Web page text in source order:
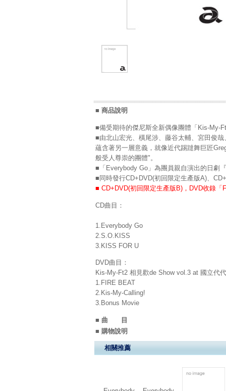
■ 商品說明
■備受期待的傑尼斯全新偶像團體「Kis-My-
■由北山宏光、橫尾涉、藤谷太輔、宮田俊
蘊含著另一層意義，就像近代踢躂舞巨匠
般受人尊崇的團體"。
■「Everybody Go」為團員親自演出的日劇
■同時發行CD+DVD(初回限定生產版A)、
■ CD+DVD(初回限定生產版B)，DVD收錄
CD曲目：
1.Everybody Go
2.S.O.KISS
3.KISS FOR U
DVD曲目：
Kis-My-Ft2 相見歡de Show vol.3 at 國立代
1.FIRE BEAT
2.Kis-My-Calling!
3.Bonus Movie
■ 曲 目
■ 購物說明
相關推薦